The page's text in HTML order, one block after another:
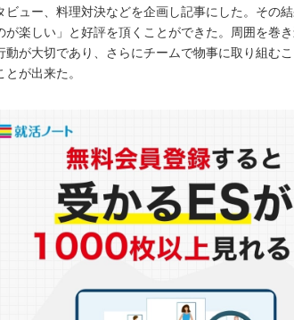
ビュー、料理対決などを企画し記事にした。その
楽しい」と好評を頂くことができた。周囲を巻
動が大切であり、さらにチームで物事に取り組む
が出来た。